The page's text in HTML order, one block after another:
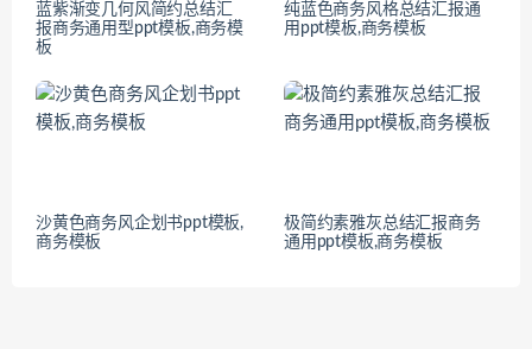
蓝紫渐变几何风简约总结汇
报商务通用型ppt模板,商务模
板
纯蓝色商务风格总结汇报通
用ppt模板,商务模板
沙黄色商务风企划书ppt模板,
商务模板
极简约素雅灰总结汇报商务
通用ppt模板,商务模板